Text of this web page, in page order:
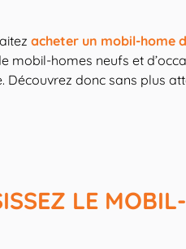
acheter un mobil-home
mobil-homes neufs et
Découvrez donc sans plus
LE